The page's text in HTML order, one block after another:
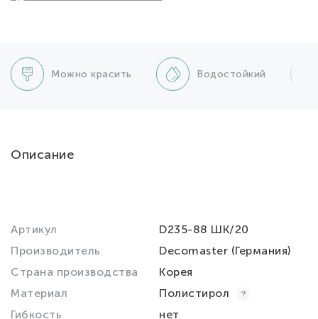
Можно красить Водостойкий
Описание
Артикул
D235-88 ШК/20
Производитель
Decomaster (Германия)
Страна производства
Корея
Материал
Полистирол
Гибкость
нет